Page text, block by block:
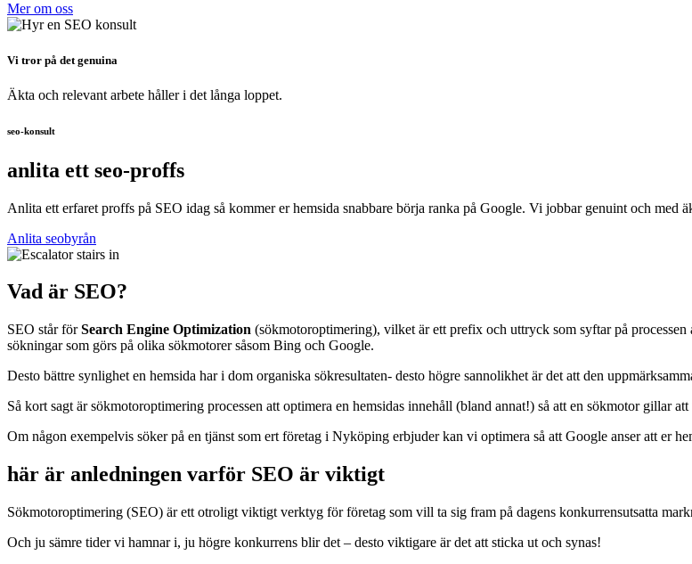
Mer om oss
Vi tror på det genuina
Äkta och relevant arbete håller i det långa loppet.
seo-konsult
anlita ett seo-proffs
Anlita ett erfaret proffs på SEO idag så kommer er hemsida snabbare börja ranka på Google. Vi jobbar genuint och med
Anlita seobyrån
Vad är SEO?
SEO står förSearch Engine Optimization (sökmotoroptimering), vilket är ett prefix och uttryck som syftar på
sökningar som görs på olika sökmotorer såsom Bing och Google.
Desto bättre synlighet en hemsida har i dom organiska sökresultaten- desto högre sannolikhet är det att den
Så kort sagt är sökmotoroptimering processen att optimera en hemsidas innehåll (bland annat!) så att en sökmotor gillar
Om någon exempelvis söker på en tjänst som ert företag i Nyköping erbjuder kan vi optimera så att Google anser att er
här är anledningen varför SEO är viktigt
Sökmotoroptimering (SEO) är ett otroligt viktigt verktyg för företag som vill ta sig fram på dagens konkurrensutsatta
Och ju sämre tider vi hamnar i, ju högre konkurrens blir det – desto viktigare är det att sticka ut och synas!